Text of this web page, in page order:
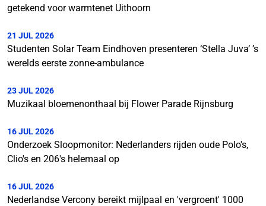
getekend voor warmtenet Uithoorn
21 JUL 2026
Studenten Solar Team Eindhoven presenteren ‘Stella Juva’ ’s
werelds eerste zonne-ambulance
23 JUL 2026
Muzikaal bloemenonthaal bij Flower Parade Rijnsburg
16 JUL 2026
Onderzoek Sloopmonitor: Nederlanders rijden oude Polo's,
Clio's en 206's helemaal op
16 JUL 2026
Nederlandse Vercony bereikt mijlpaal en 'vergroent' 1000